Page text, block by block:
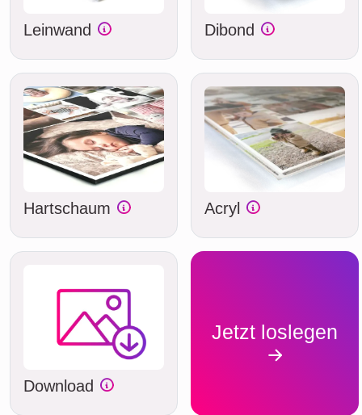
Leinwand Dibond
Hartschaum Acryl
Download
Jetzt loslegen